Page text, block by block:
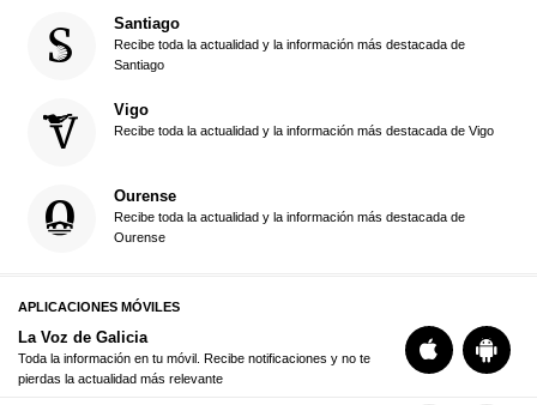
Santiago
Recibe toda la actualidad y la información más destacada de
Santiago
Vigo
Recibe toda la actualidad y la información más destacada de Vigo
Ourense
Recibe toda la actualidad y la información más destacada de
Ourense
APLICACIONES MÓVILES
La Voz de Galicia
Toda la información en tu móvil. Recibe notificaciones y no te
pierdas la actualidad más relevante